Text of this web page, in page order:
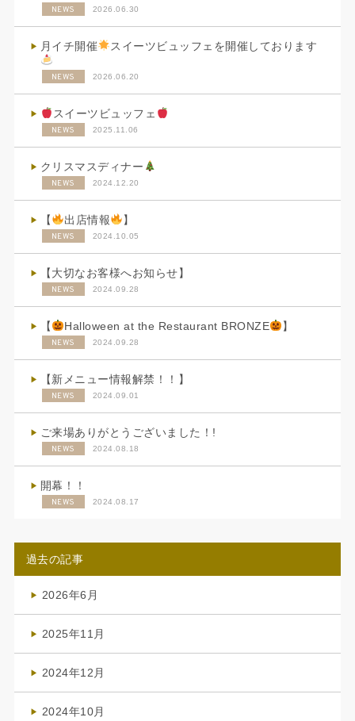
NEWS 2026.06.30
月イチ開催 スイーツビュッフェを開催しております
NEWS 2026.06.20
スイーツビュッフェ
NEWS 2025.11.06
クリスマスディナー
NEWS 2024.12.20
【 出店情報 】
NEWS 2024.10.05
【大切なお客様へお知らせ】
NEWS 2024.09.28
【 Halloween at the Restaurant BRONZE 】
NEWS 2024.09.28
【新メニュー情報解禁！！】
NEWS 2024.09.01
ご来場ありがとうございました！!
NEWS 2024.08.18
開幕！！
NEWS 2024.08.17
過去の記事
2026年6月
2025年11月
2024年12月
2024年10月